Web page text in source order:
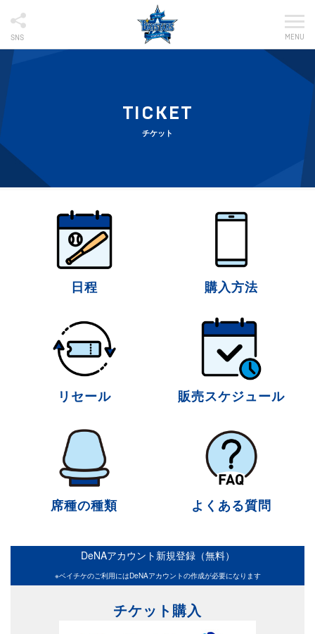
SNS MENU
TICKET
チケット
日程 購入方法
リセール 販売スケジュール
席種の種類 よくある質問
DeNAアカウント新規登録（無料）
※ベイチケのご利用にはDeNAアカウントの作成が必要になります
チケット購入